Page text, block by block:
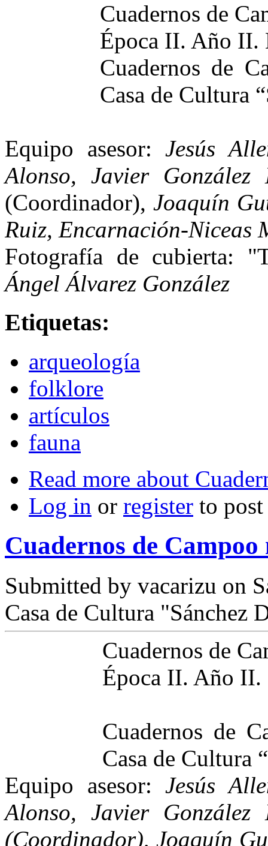
Cuadernos de
Época II. Año II.
Cuadernos de
Casa de Cultura
Equipo asesor:Jesús
Alonso, Javier
(Coordinador), Joaquín
Ruiz, Encarnación-Niceas
Fotografía de cubierta:
Ángel Álvarez González
Etiquetas:
arqueología
folklore
artículos
fauna
Read more about
Log in or register to
Cuadernos de Campoo
Submitted by vacarizu on
Casa de Cultura "Sánchez
Cuadernos de
Época II. Año II.
Cuadernos de
Casa de Cultura
Equipo asesor:Jesús
Alonso, Javier
(Coordinador), Joaquín